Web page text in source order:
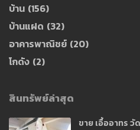
บ้าน (156)
บ้านแฝด (32)
อาคารพาณิชย์ (20)
โกดัง (2)
สินทรัพย์ล่าสุด
ขาย เอื้ออาทร วั